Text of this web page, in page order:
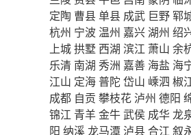
定陶 曹县单县 成武 巨野 郓
杭州 宁波 温州 嘉兴湖州 绍
上城拱墅 西湖 滨江 萧山 余
乐清 南湖 秀洲 嘉善 海盐 海
江山 定海普陀 岱山 嵊泗 椒
成都 自贡 攀枝花 泸州 德阳
锦江 青羊金牛武侯 成华龙
阳 纳溪龙马潭 泸县合江 叙